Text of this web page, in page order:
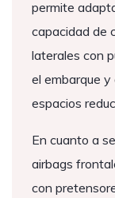
permite
capacidad de
laterales con
el embarque
espacios
En cuanto a
airbags
con